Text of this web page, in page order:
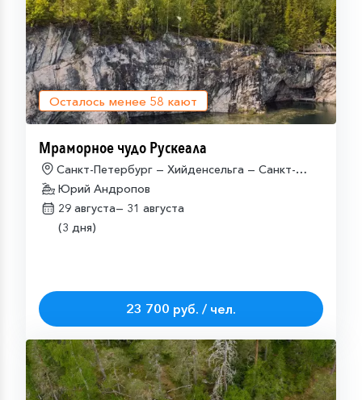
Осталось менее 58 кают
Мраморное чудо Рускеала
Санкт-Петербург — Хийденсельга — Санкт-
Петербург
Юрий Андропов
29 августа— 31 августа
(3 дня)
23 700 руб. / чел.